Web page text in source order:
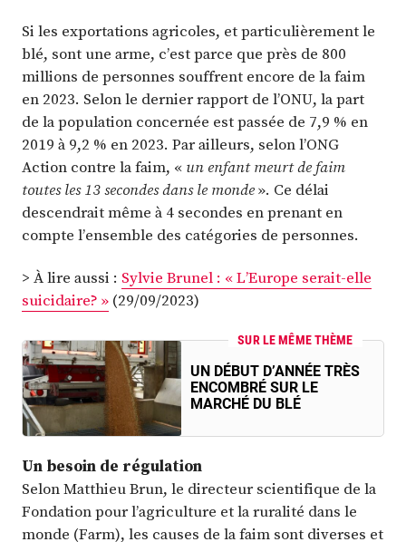
Si les exportations agricoles, et particulièrement le
blé, sont une arme, c’est parce que près de 800
millions de personnes souffrent encore de la faim
en 2023. Selon le dernier rapport de l’ONU, la part
de la population concernée est passée de 7,9 % en
2019 à 9,2 % en 2023. Par ailleurs, selon l’ONG
Action contre la faim, « un enfant meurt de faim
toutes les 13 secondes dans le monde». Ce délai
descendrait même à 4 secondes en prenant en
compte l’ensemble des catégories de personnes.
> À lire aussi : Sylvie Brunel : « L’Europe serait-elle
suicidaire? » (29/09/2023)
SUR LE MÊME THÈME
UN DÉBUT D’ANNÉE TRÈS
ENCOMBRÉ SUR LE
MARCHÉ DU BLÉ
Un besoin de régulation
Selon Matthieu Brun, le directeur scientifique de la
Fondation pour l’agriculture et la ruralité dans le
monde (Farm), les causes de la faim sont diverses et